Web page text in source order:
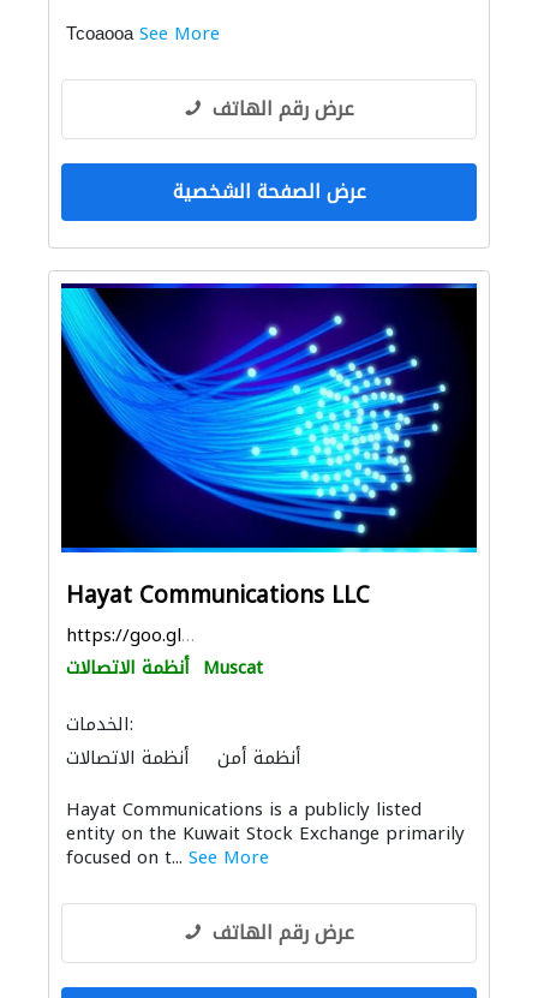
ТсоаооаSee More
عرض رقم الهاتف
عرض الصفحة الشخصية
Hayat Communications LLC
https://goo.gl/maps/L7QufGh17yF37cnh7
أنظمة الاتصالات Muscat
الخدمات:
أنظمة الاتصالات
أنظمة أمن
توصيل الكابلات وتركيب الشبكات
Hayat Communications is a publicly listed
entity on the Kuwait Stock Exchange primarily
focused on t... See More
عرض رقم الهاتف